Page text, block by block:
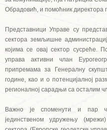
Обрадовић, и помоћник директора
Представници Управе су
сектора земљишне
којима се овај сектор сусреће.
управа активни члан
припремама за Генералну
године, као и о потенцијалној
регионалној сарадњи са осталим
Важно је споменути и пар
јединственом удружењу